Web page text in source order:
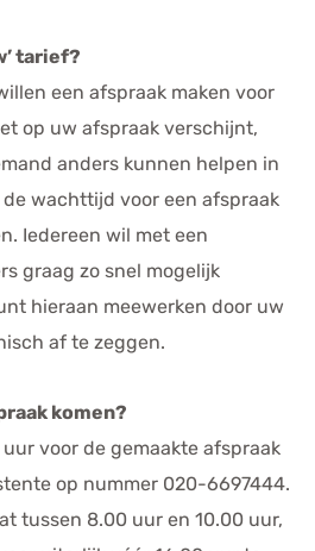
tarief?
een afspraak maken voor
op uw afspraak verschijnt,
anders kunnen helpen in
wachttijd voor een afspraak
Iedereen wil met een
graag zo snel mogelijk
hieraan meewerken door uw
af te zeggen.
komen?
voor de gemaakte afspraak
op nummer 020-6697444.
tussen 8.00 uur en 10.00 uur,